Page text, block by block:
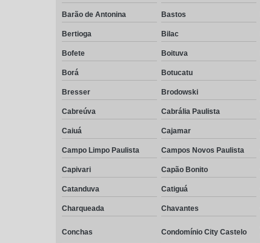
Barão de Antonina Bastos
Bertioga Bilac
Bofete Boituva
Borá Botucatu
Bresser Brodowski
Cabreúva Cabrália Paulista
Caiuá Cajamar
Campo Limpo Paulista Campos Novos Paulista
Capivari Capão Bonito
Catanduva Catiguá
Charqueada Chavantes
Conchas Condomínio City Castelo